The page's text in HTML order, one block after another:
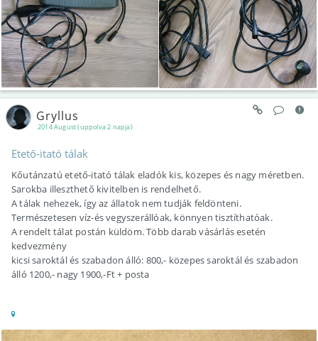
2014 August (uppolva 2 napja)
Gryllus
Etető-itató tálak
Kőutánzatú etető-itató tálak eladók kis, közepes és nagy méretben.
Sarokba illeszthető kivitelben is rendelhető.
A tálak nehezek, így az állatok nem tudják feldönteni.
Természetesen víz-és vegyszerállóak, könnyen tisztíthatóak.
A rendelt tálat postán küldöm. Több darab vásárlás esetén
kedvezmény
kicsi saroktál és szabadon álló: 800,- közepes saroktál és szabadon
álló 1200,- nagy 1900,-Ft + posta